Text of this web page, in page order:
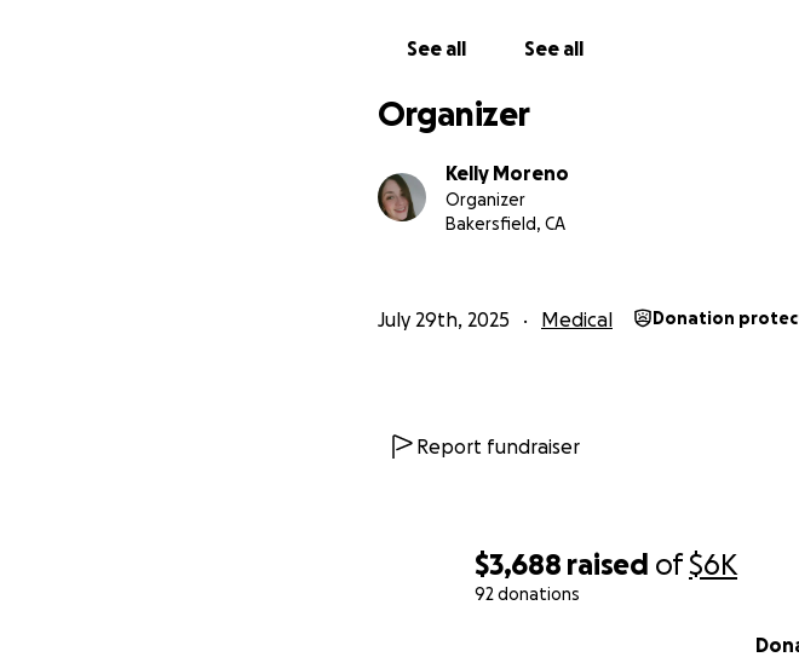
$3,688 raised of$6K
92 donations
See all See all
Organizer
Kelly Moreno
Organizer
Bakersfield, CA
July 29th, 2025 Medical Donation
Report fundraiser